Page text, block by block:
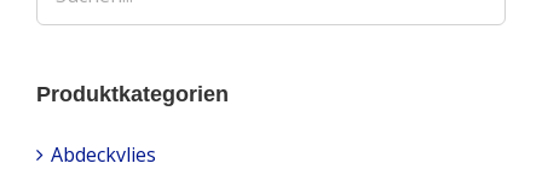
Produktkategorien
Abdeckvlies